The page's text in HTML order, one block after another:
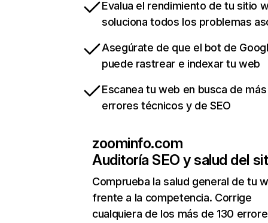
Evalua el rendimiento de tu sitio
soluciona todos los problemas
Asegúrate de que el bot de
puede rastrear e indexar tu web
Escanea tu web en busca de
errores técnicos y de SEO
zoominfo.com
Auditoría SEO y salud del
Comprueba la salud general de tu
frente a la competencia. Corrige
cualquiera de los más de 130